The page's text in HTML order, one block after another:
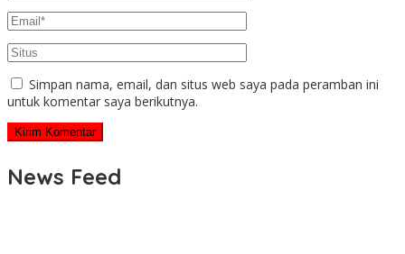
Simpan nama, email, dan situs web saya pada peramban ini
untuk komentar saya berikutnya.
News Feed